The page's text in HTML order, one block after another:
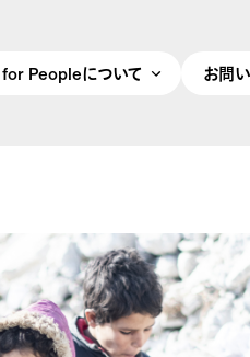
Peopleについて お問